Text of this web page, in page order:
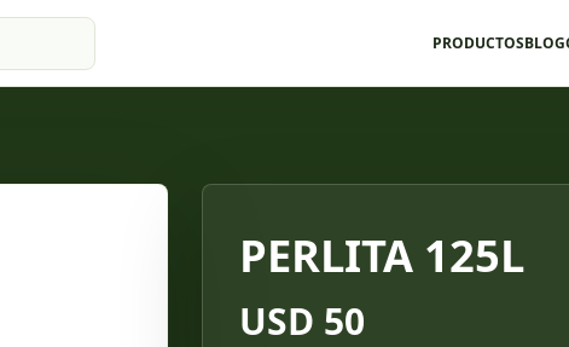
PRODUCTOSBLOG
PERLITA 125L
USD 50